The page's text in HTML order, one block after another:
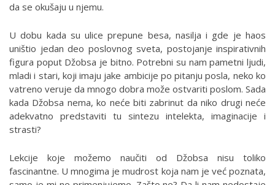
da se okušaju u njemu.
U dobu kada su ulice prepune besa, nasilja i gde je haos
uništio jedan deo poslovnog sveta, postojanje inspirativnih
figura poput Džobsa je bitno. Potrebni su nam pametni ljudi,
mladi i stari, koji imaju jake ambicije po pitanju posla, neko ko
vatreno veruje da mnogo dobra može ostvariti poslom. Sada
kada Džobsa nema, ko neće biti zabrinut da niko drugi neće
adekvatno predstaviti tu sintezu intelekta, imaginacije i
strasti?
Lekcije koje možemo naučiti od Džobsa nisu toliko
fascinantne. U mnogima je mudrost koja nam je već poznata,